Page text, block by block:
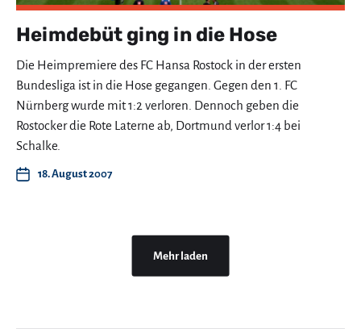
Heimdebüt ging in die Hose
Die Heimpremiere des FC Hansa Rostock in der ersten
Bundesliga ist in die Hose gegangen. Gegen den 1. FC
Nürnberg wurde mit 1:2 verloren. Dennoch geben die
Rostocker die Rote Laterne ab, Dortmund verlor 1:4 bei
Schalke.
18. August 2007
Mehr laden